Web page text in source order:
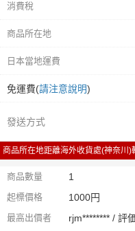
消費稅
商品所在地
日本當地運費
免運費(請注意說明)
發送方式
商品所在地距離海外收貨處(神奈川
商品數量 1
起標價格 1000円
最高出價者 rjm******** / 評